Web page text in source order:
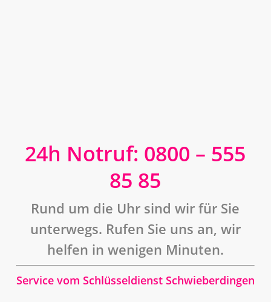
24h Notruf: 0800 – 555
85 85
Rund um die Uhr sind wir für Sie
unterwegs. Rufen Sie uns an, wir
helfen in wenigen Minuten.
Service vom Schlüsseldienst Schwieberdingen